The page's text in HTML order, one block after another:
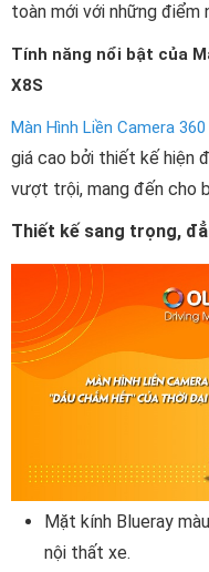
toàn mới với những điểm
Tính năng nổi bật của
X8S
Màn Hình Liền Camera
giá cao bởi thiết kế hiện
vượt trội, mang đến cho
Thiết kế sang trọng,
Mặt kính Blueray
nội thất xe.